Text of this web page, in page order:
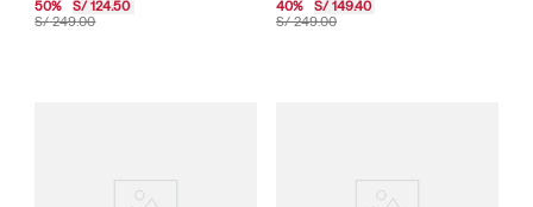
S/ 249.00
50% S/ 124.50
S/ 249.00
40% S/ 149.40